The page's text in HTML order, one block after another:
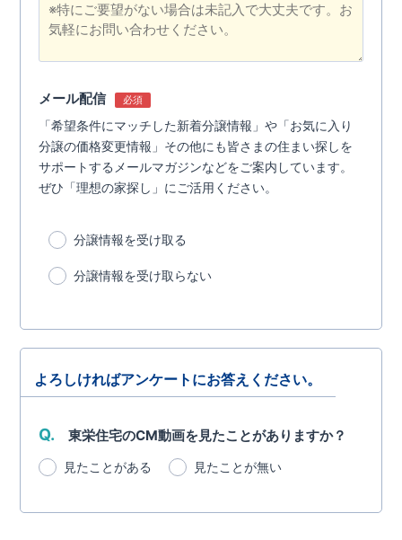
メール配信 必須
「希望条件にマッチした新着分譲情報」や「お気に入り
分譲の価格変更情報」その他にも皆さまの住まい探しを
サポートするメールマガジンなどをご案内しています。
ぜひ「理想の家探し」にご活用ください。
分譲情報を受け取る
分譲情報を受け取らない
よろしければアンケートにお答えください。
Q. 東栄住宅のCM動画を見たことがありますか？
見たことがある 見たことが無い